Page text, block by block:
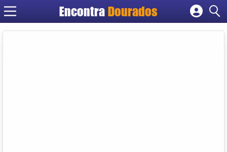
EncontraDourados
Cadastrar empresa